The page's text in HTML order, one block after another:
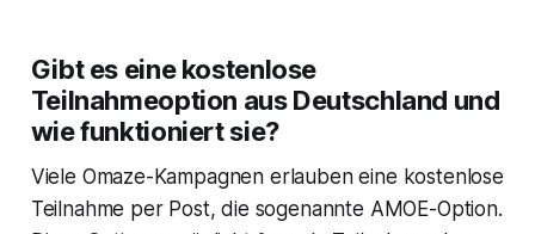
Gibt es eine kostenlose
Teilnahmeoption aus Deutschland und
wie funktioniert sie?
Viele Omaze-Kampagnen erlauben eine kostenlose
Teilnahme per Post, die sogenannte AMOE-Option.